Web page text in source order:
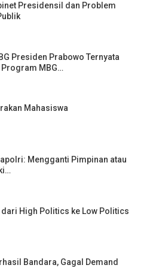
Presidensil dan Problem
Presiden Prabowo Ternyata
MBG…
Mahasiswa
Mengganti Pimpinan atau
dari High Politics ke Low Politics
Bandara, Gagal Demand